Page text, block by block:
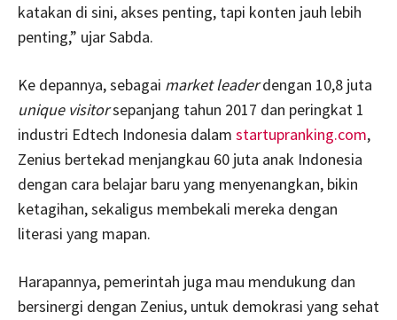
katakan di sini, akses penting, tapi konten jauh lebih
penting,” ujar Sabda.
Ke depannya, sebagai market leaderdengan 10,8 juta
unique visitorsepanjang tahun 2017 dan peringkat 1
industri Edtech Indonesia dalam startupranking.com,
Zenius bertekad menjangkau 60 juta anak Indonesia
dengan cara belajar baru yang menyenangkan, bikin
ketagihan, sekaligus membekali mereka dengan
literasi yang mapan.
Harapannya, pemerintah juga mau mendukung dan
bersinergi dengan Zenius, untuk demokrasi yang sehat